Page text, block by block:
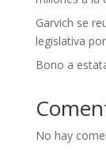
Garvich se
legislativa
Bono a
No hay